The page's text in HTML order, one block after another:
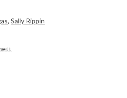
, Sally Rippin